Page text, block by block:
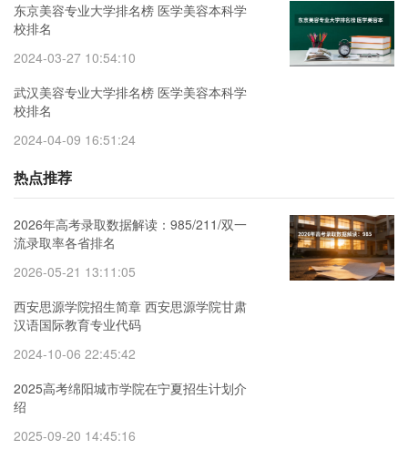
东京美容专业大学排名榜 医学美容本科学
校排名
2024-03-27 10:54:10
武汉美容专业大学排名榜 医学美容本科学
校排名
2024-04-09 16:51:24
热点推荐
2026年高考录取数据解读：985/211/双一
流录取率各省排名
2026-05-21 13:11:05
西安思源学院招生简章 西安思源学院甘肃
汉语国际教育专业代码
2024-10-06 22:45:42
2025高考绵阳城市学院在宁夏招生计划介
绍
2025-09-20 14:45:16